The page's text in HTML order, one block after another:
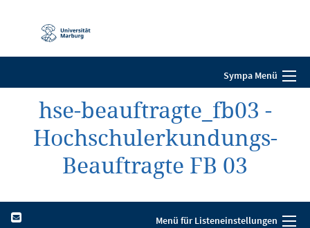
Navigation
Sympa Menü
hse-beauftragte_fb03 -
Hochschulerkundungs-
Beauftragte FB 03
Menü für Listeneinstellungen